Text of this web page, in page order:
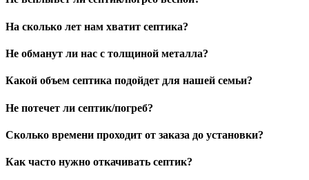
На сколько лет нам хватит септика?
Не обманут ли нас с толщиной металла?
Какой объем септика подойдет для нашей семьи?
Не потечет ли септик/погреб?
Сколько времени проходит от заказа до установки?
Как часто нужно откачивать септик?